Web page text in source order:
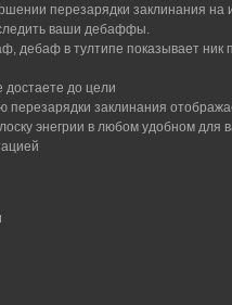
перезарядки заклинания на
ваши дебаффы.
дебаф в тултипе показывает
до цели
заклинания
энегрии в любом удобном для